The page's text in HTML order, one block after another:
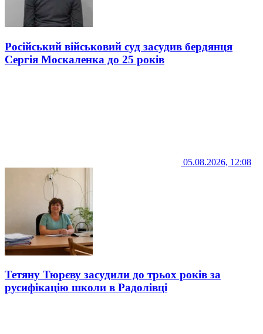
Російський військовий суд засудив бердянця
Сергія Москаленка до 25 років
05.08.2026, 12:08
Тетяну Тюрєву засудили до трьох років за
русифікацію школи в Радолівці